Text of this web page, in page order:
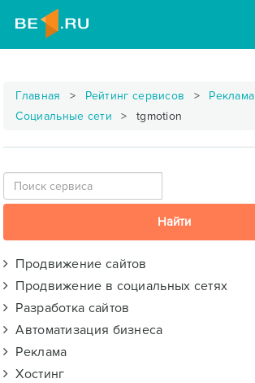
Главная Рейтинг сервисов
Реклама
Социальные сети
tgmotion
Продвижение сайтов
Продвижение в социальных сетях
Разработка сайтов
Автоматизация бизнеса
Реклама
Хостинг